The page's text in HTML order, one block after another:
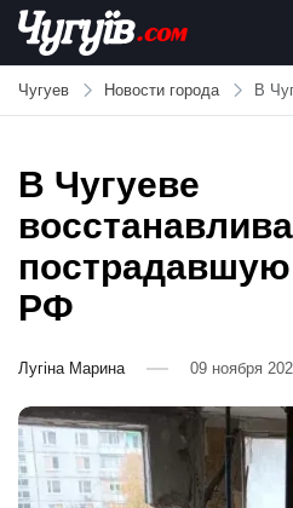
Skip
content
Chuguiv
Чугуев Новости города В
В Чугуеве
пострадавшую
РФ
Лугіна Марина 09 ноября